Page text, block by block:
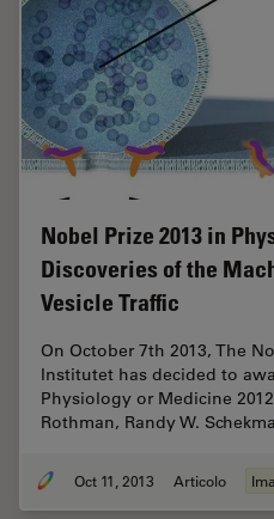
Nobel Prize 2013 in
Discoveries of the
Vesicle Traffic
On October 7th 2013, The
Institutet has decided to
Physiology or Medicine
Rothman, Randy W.
Oct 11, 2013 Articolo